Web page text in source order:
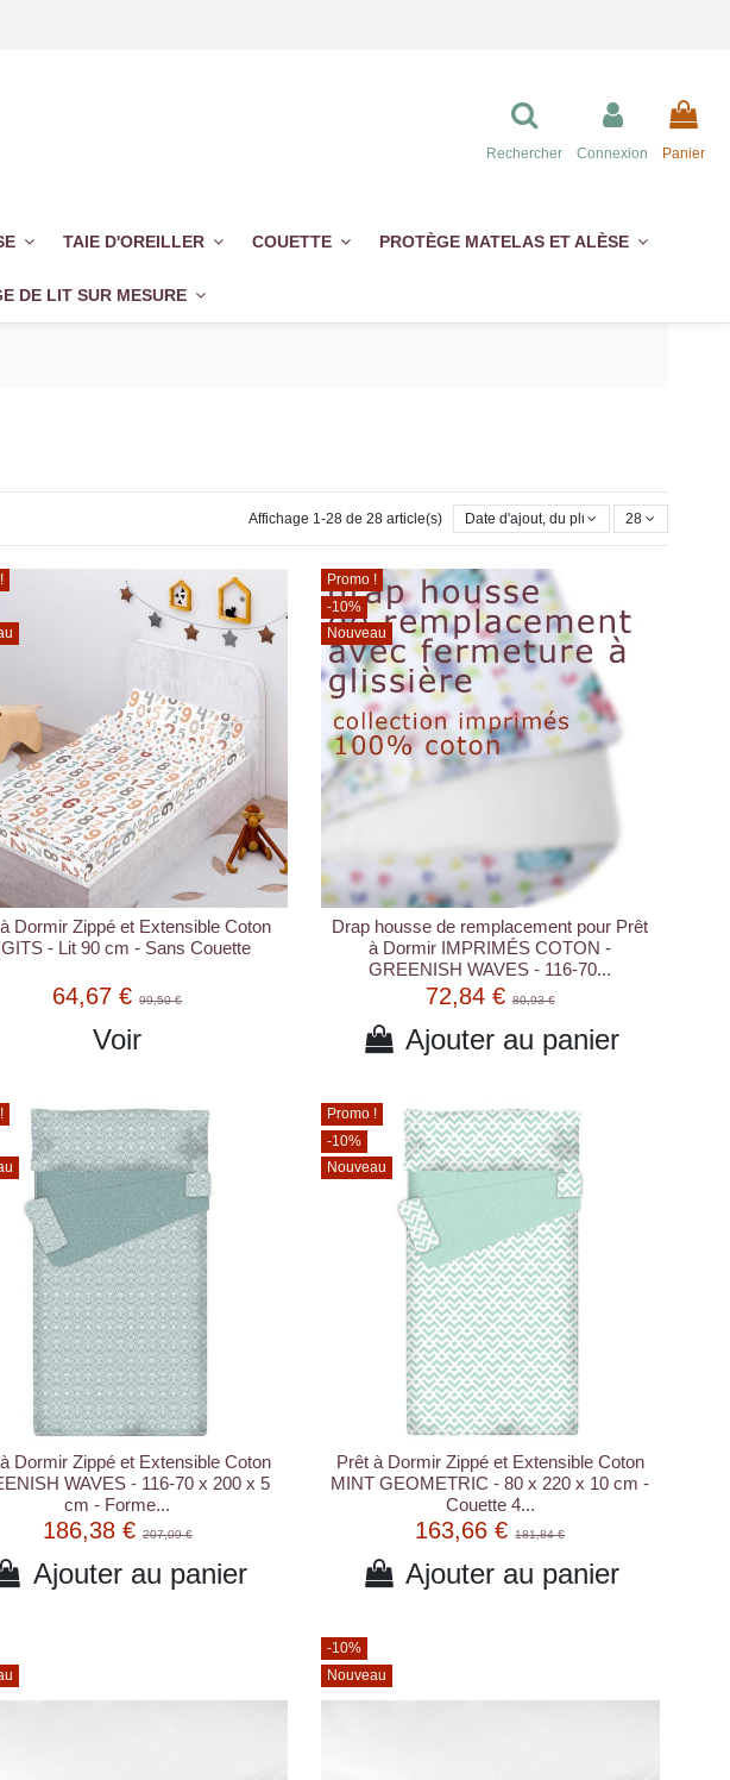
Rechercher Connexion Panier
TAIE D'OREILLER COUETTE PROTÈGE MATELAS ET ALÈSE
DE LIT SUR MESURE
Affichage 1-28 de 28 article(s) Date d'ajout, du plus récent au plus
28
Dormir Zippé et Extensible Coton
- Lit 90 cm - Sans Couette
64,67 €99,50 €
Voir
Promo !
-10%
Nouveau
Drap housse de remplacement pour Prêt
à Dormir IMPRIMÉS COTON -
GREENISH WAVES - 116-70...
72,84 €80,93 €
Ajouter au panier
Dormir Zippé et Extensible Coton
WAVES - 116-70 x 200 x 5
cm - Forme...
186,38 €207,09 €
Ajouter au panier
Promo !
-10%
Nouveau
Prêt à Dormir Zippé et Extensible Coton
MINT GEOMETRIC - 80 x 220 x 10 cm -
Couette 4...
163,66 €181,84 €
Ajouter au panier
-10%
Nouveau